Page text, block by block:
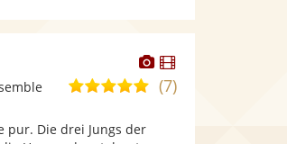
Dieser
Künstler
stellt
Dieser
Künstler
4,9(7)
pur. Die drei Jungs der